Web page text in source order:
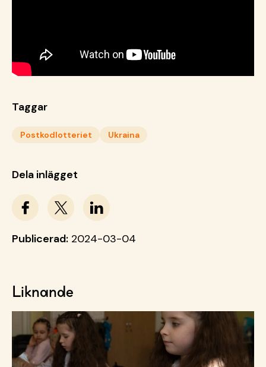
Taggar
Postkodlotteriet Ukraina
Dela inlägget
Publicerad: 2024-03-04
Liknande